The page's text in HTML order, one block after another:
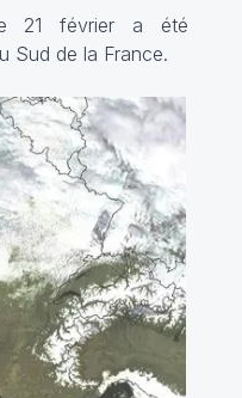
21 février a été
Sud de la France.